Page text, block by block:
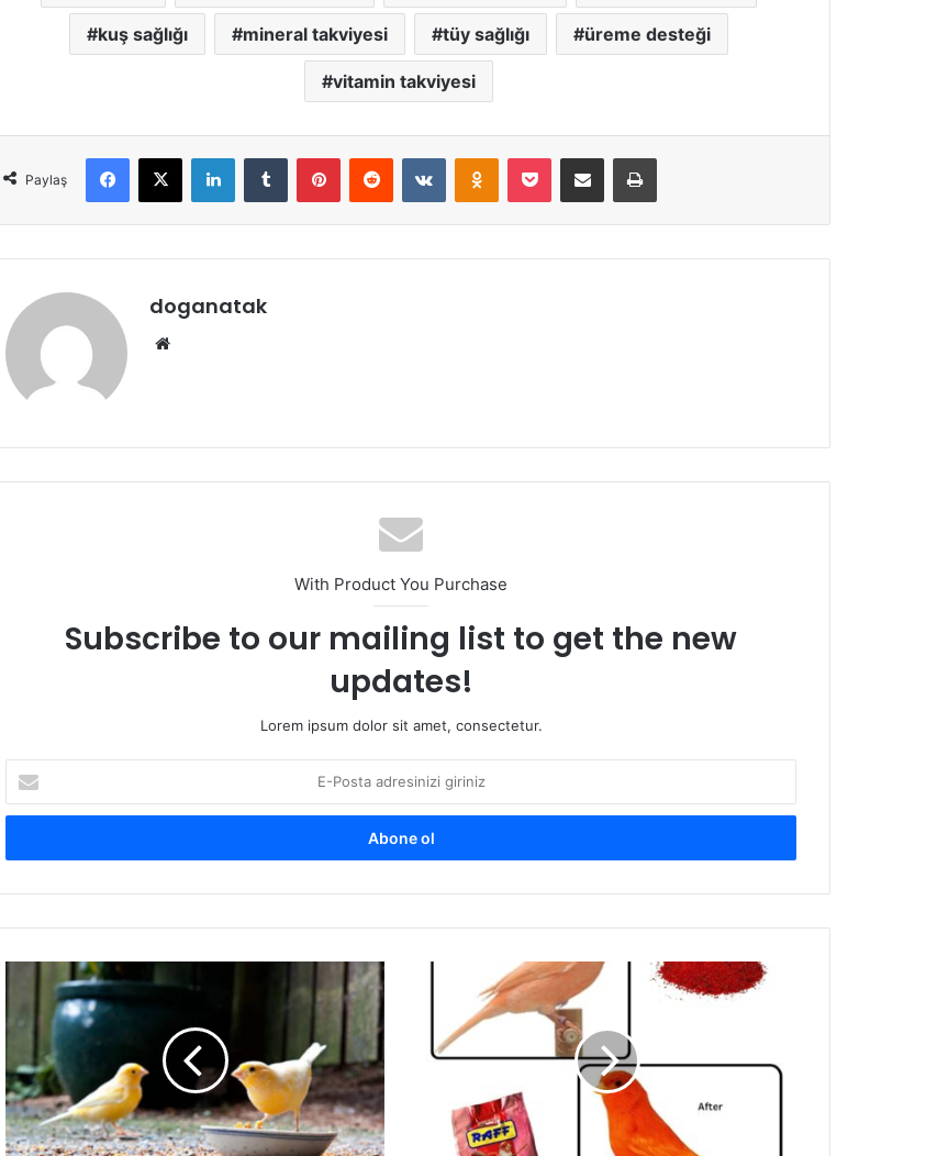
kuş sağlığı mineral takviyesi tüy sağlığı üreme desteği
vitamin takviyesi
Paylaş
Facebook
X LinkedInTumblr PinterestReddit VKontakteOdnoklassniki
Pocket E-Posta ile paylaş Yazdır
doganatak
With Product You Purchase
Subscribe to our mailing list to get the new
updates!
Lorem ipsum dolor sit amet, consectetur.
Posta
adresinizi